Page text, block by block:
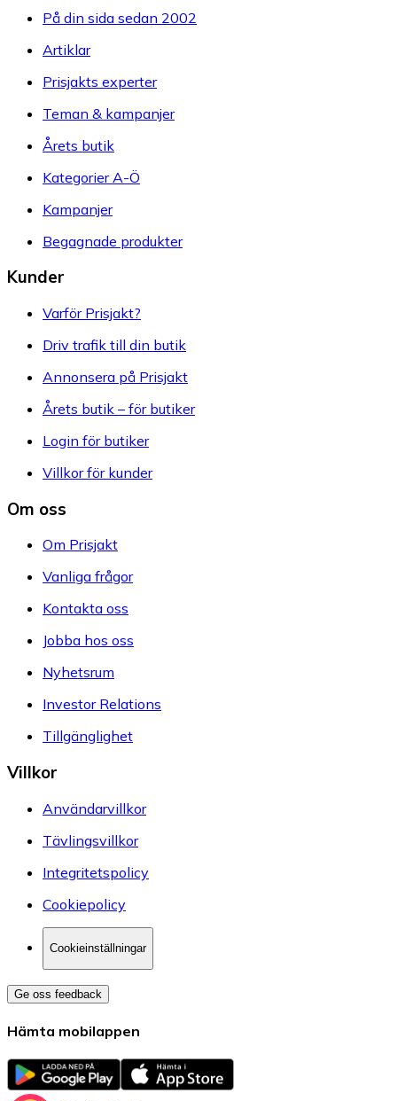
På din sida sedan 2002
Artiklar
Prisjakts experter
Teman & kampanjer
Årets butik
Kategorier A-Ö
Kampanjer
Begagnade produkter
Kunder
Varför Prisjakt?
Driv trafik till din butik
Annonsera på Prisjakt
Årets butik – för butiker
Login för butiker
Villkor för kunder
Om oss
Om Prisjakt
Vanliga frågor
Kontakta oss
Jobba hos oss
Nyhetsrum
Investor Relations
Tillgänglighet
Villkor
Användarvillkor
Tävlingsvillkor
Integritetspolicy
Cookiepolicy
Cookieinställningar
Ge oss feedback
Hämta mobilappen